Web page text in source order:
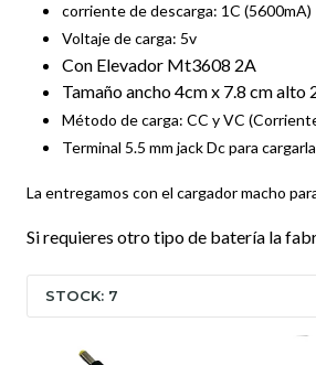
corriente de descarga: 1C (5600mA)
Voltaje de carga: 5v
Con Elevador Mt3608 2A
Tamaño ancho 4cm x 7.8 cm alto
Método de carga: CC y VC
Terminal 5.5 mm jack Dc para cargarla
La entregamos con el cargador macho
Si requieres otro tipo de batería la
STOCK: 7